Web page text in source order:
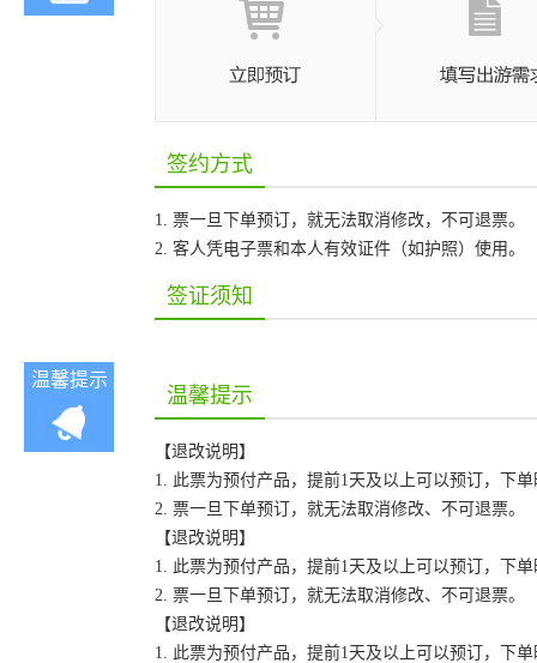
签约方式
1. 票一旦下单预订，就无法取消修改，不可退票。
2. 客人凭电子票和本人有效证件（如护照）使用。
签证须知
温馨提示
温馨提示
【退改说明】
1. 此票为预付产品，提前1天及以上可以预订，下
2. 票一旦下单预订，就无法取消修改、不可退票。
【退改说明】
1. 此票为预付产品，提前1天及以上可以预订，下
2. 票一旦下单预订，就无法取消修改、不可退票。
【退改说明】
1. 此票为预付产品，提前1天及以上可以预订，下